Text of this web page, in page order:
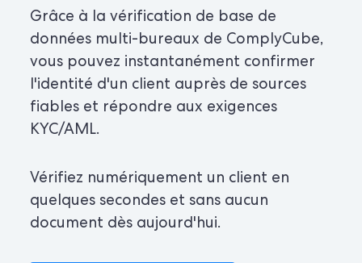
Grâce à la vérification de base de
données multi-bureaux de ComplyCube,
vous pouvez instantanément confirmer
l'identité d'un client auprès de sources
fiables et répondre aux exigences
KYC/AML.
Vérifiez numériquement un client en
quelques secondes et sans aucun
document dès aujourd'hui.